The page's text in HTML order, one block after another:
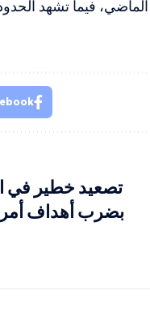
فيما تشهد الحدود
تصعيد خطير في
بضرب أهداف